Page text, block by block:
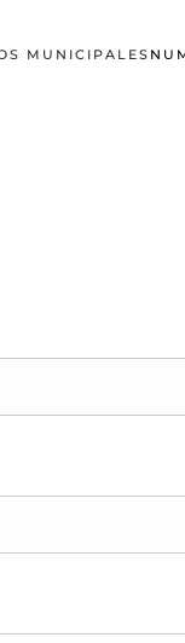
MUNICIPALES